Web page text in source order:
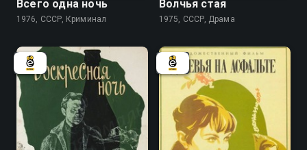
Всего одна ночь
1976, СССР, Криминал
Волчья стая
1975, СССР, Драма